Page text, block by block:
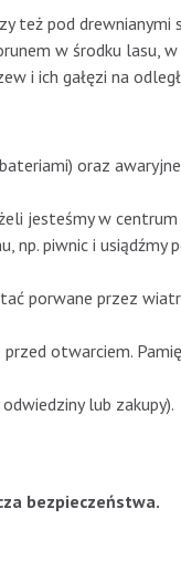
też pod drewnianymi
w środku lasu,
i ich gałęzi na
oraz
jesteśmy w
np. piwnic i usiądźmy
porwane przez
otwarciem.
lub zakupy).
bezpieczeństwa.